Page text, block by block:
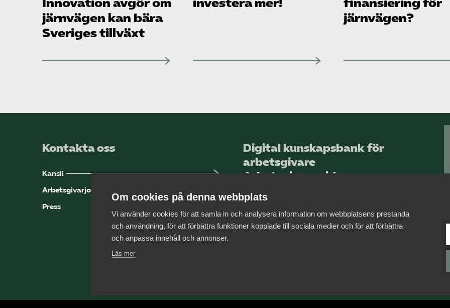
Innovation avgör om
järnvägen kan bära
Sveriges tillväxt
investera mer!
finansiering för
järnvägen?
Kontakta oss
Kansli
Arbetsgivarjouren
Press
Digital kunskapsbank för
arbetsgivare
Arbetsgivarguiden
Logga in
Bli medlem
Om cookies på denna webbplats
Vi använder cookies för att samla in och analysera information om webbplatsens prestanda
och användning, för att förbättra funktioner kopplade till sociala medier och för att förbättra
och anpassa innehåll och annonser.
Läs mer